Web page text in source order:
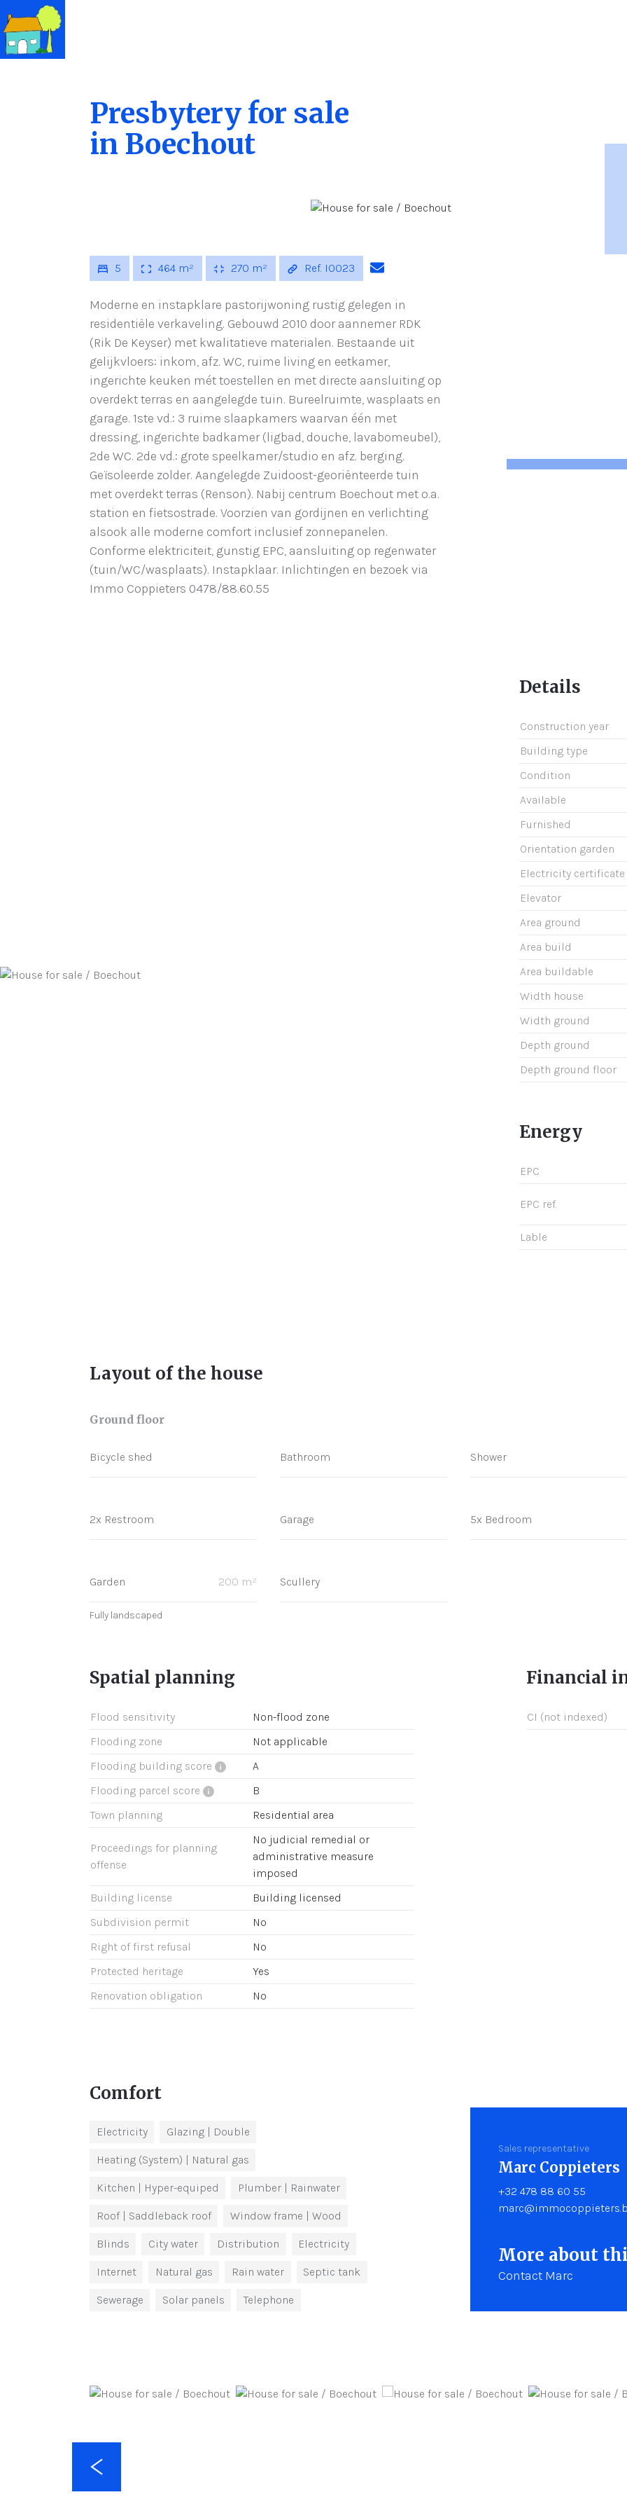
Presbytery for sale
in Boechout
5 464 m² 270 m² Ref. I0023
Moderne en instapklare pastorijwoning rustig gelegen in
residentiële verkaveling. Gebouwd 2010 door aannemer RDK
(Rik De Keyser) met kwalitatieve materialen. Bestaande uit
gelijkvloers: inkom, afz. WC, ruime living en eetkamer,
ingerichte keuken mét toestellen en met directe aansluiting op
overdekt terras en aangelegde tuin. Bureelruimte, wasplaats en
garage. 1ste vd.: 3 ruime slaapkamers waarvan één met
dressing, ingerichte badkamer (ligbad, douche, lavabomeubel),
2de WC. 2de vd.: grote speelkamer/studio en afz. berging.
Geïsoleerde zolder. Aangelegde Zuidoost-georiënteerde tuin
met overdekt terras (Renson). Nabij centrum Boechout met o.a.
station en fietsostrade. Voorzien van gordijnen en verlichting
alsook alle moderne comfort inclusief zonnepanelen.
Conforme elektriciteit, gunstig EPC, aansluiting op regenwater
(tuin/WC/wasplaats). Instapklaar. Inlichtingen en bezoek via
Immo Coppieters 0478/88.60.55
Details
Construction year
Building type
Condition
Available
Furnished
Orientation garden
Electricity certificate
Elevator
Area ground
Area build
Area buildable
Width house
Width ground
Depth ground
Depth ground floor
Energy
EPC
EPC ref.
Lable
Layout of the house
Ground floor
Bicycle shed Bathroom Shower
2x Restroom Garage 5x Bedroom
Garden 200 m²
Fully landscaped
Scullery
Spatial planning
Flood sensitivity
Non-flood zone
Flooding zone
Not applicable
Flooding building score
A
Flooding parcel score
B
Town planning
Residential area
Proceedings for planning
offense
No judicial remedial or
administrative measure
imposed
Building license
Building licensed
Subdivision permit
No
Right of first refusal
No
Protected heritage
Yes
Renovation obligation
No
Financial
CI (not indexed)
Comfort
Electricity Glazing | Double
Heating (System) | Natural gas
Kitchen | Hyper-equiped Plumber | Rainwater
Roof | Saddleback roof Window frame | Wood
Blinds City water Distribution Electricity
Internet Natural gas Rain water Septic tank
Sewerage Solar panels Telephone
Sales representative
Marc Coppieters
+32 478 88 60 55
More about
Contact Marc